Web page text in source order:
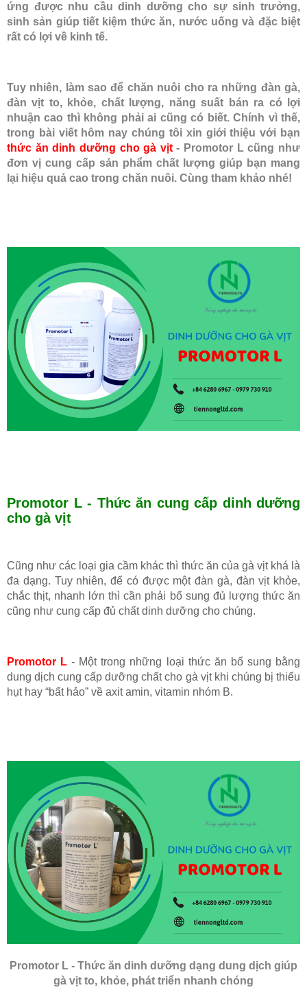
ứng được nhu cầu dinh dưỡng cho sự sinh trưởng,
sinh sản giúp tiết kiệm thức ăn, nước uống và đặc biệt
rất có lợi về kinh tế.
Tuy nhiên, làm sao để chăn nuôi cho ra những đàn gà,
đàn vịt to, khỏe, chất lượng, năng suất bán ra có lợi
nhuận cao thì không phải ai cũng có biết. Chính vì thế,
trong bài viết hôm nay chúng tôi xin giới thiệu với bạn
thức ăn dinh dưỡng cho gà vịt- Promotor L cũng như
đơn vị cung cấp sản phẩm chất lượng giúp bạn mang
lại hiệu quả cao trong chăn nuôi. Cùng tham khảo nhé!
Promotor L - Thức ăn cung cấp dinh dưỡng
cho gà vịt
Cũng như các loại gia cầm khác thì thức ăn của gà vịt khá là
đa dạng. Tuy nhiên, để có được một đàn gà, đàn vịt khỏe,
chắc thịt, nhanh lớn thì cần phải bổ sung đủ lượng thức ăn
cũng như cung cấp đủ chất dinh dưỡng cho chúng.
Promotor L - Một trong những loại thức ăn bổ sung bằng
dung dịch cung cấp dưỡng chất cho gà vịt khi chúng bị thiếu
hụt hay “bất hảo” về axit amin, vitamin nhóm B.
Promotor L - Thức ăn dinh dưỡng dạng dung dịch giúp
gà vịt to, khỏe, phát triển nhanh chóng
ĐĂNG KÝ TƯ VẤN